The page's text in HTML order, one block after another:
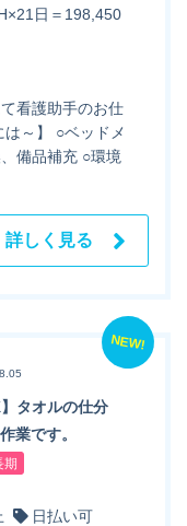
日＝198,450
看護助手のお仕
～】 ○ベッドメ
備品補充 ○環境
詳しく見る
NEW!
】タオルの仕分
業です。
期
日払い可